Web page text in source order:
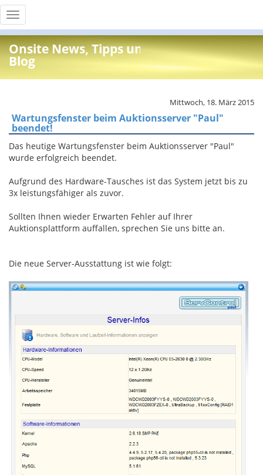
Toggle
navigation
Onsite News, Tipps und Info
Blog
Mittwoch, 18. März 2015
Wartungsfenster beim Auktionsserver "Paul"
beendet!
Das heutige Wartungsfenster beim Auktionsserver "Paul"
wurde erfolgreich beendet.
Aufgrund des Hardware-Tausches ist das System jetzt bis zu
3x leistungsfähiger als zuvor.
Sollten Ihnen wieder Erwarten Fehler auf Ihrer
Auktionsplattform auffallen, sprechen Sie uns bitte an.
Die neue Server-Ausstattung ist wie folgt: